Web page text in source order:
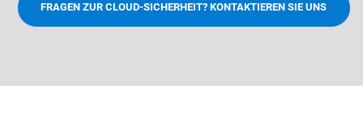
FRAGEN ZUR CLOUD-SICHERHEIT? KONTAKTIEREN SIE UNS